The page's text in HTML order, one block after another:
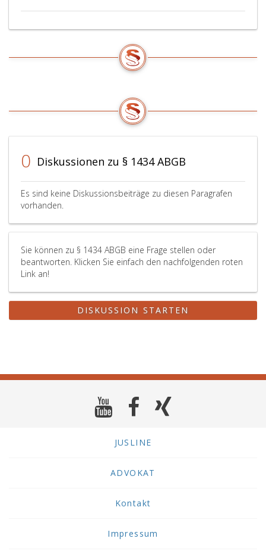
0 Diskussionen zu § 1434 ABGB
Es sind keine Diskussionsbeiträge zu diesen Paragrafen
vorhanden.
Sie können zu § 1434 ABGB eine Frage stellen oder
beantworten. Klicken Sie einfach den nachfolgenden roten
Link an!
DISKUSSION STARTEN
JUSLINE
ADVOKAT
Kontakt
Impressum